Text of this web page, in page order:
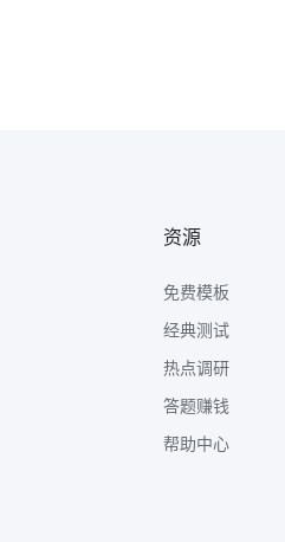
资源
免费模板
经典测试
热点调研
答题赚钱
帮助中心